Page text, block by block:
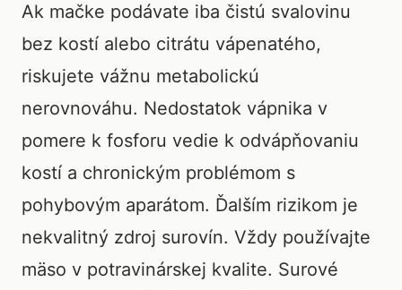
Ak mačke podávate iba čistú svalovinu
bez kostí alebo citrátu vápenatého,
riskujete vážnu metabolickú
nerovnováhu. Nedostatok vápnika v
pomere k fosforu vedie k odvápňovaniu
kostí a chronickým problémom s
pohybovým aparátom. Ďalším rizikom je
nekvalitný zdroj surovín. Vždy používajte
mäso v potravinárskej kvalite. Surové